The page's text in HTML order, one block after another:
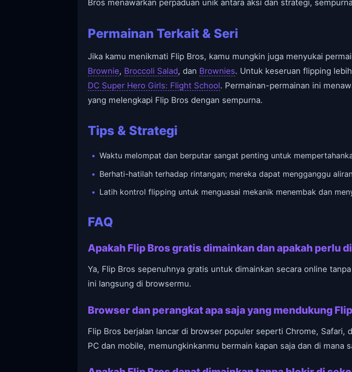
Bros menawarkan perpaduan unik antara aksi dan strategi,
Permainan Terkait & Seri
Jika kamu menikmati Flip Bros, kamu mungkin juga menyukai
Brownie, Broccoli Salad, dan Brownies. Untuk keseruan flipping
DC Super Hero Girls: Flight School. Permainan-permainan ini
yang melengkapi Flip Bros dengan sempurna.
Tips & Strategi
Waktu melompat dan berputar sangat penting untuk
Berhati-hatilah terhadap rintangan; mereka dapat mengganggu
Latih kontrol flipping untuk menguasai mekanik menembak dan
FAQ
Apakah Flip Bros gratis dimainkan dan apakah perlu
Ya, Flip Bros sepenuhnya gratis untuk dimainkan secara online
ini langsung di browsermu.
Browser dan perangkat apa saja yang mendukung
Flip Bros berjalan lancar di browser populer seperti Chrome, Safari,
PC dan mobile, memungkinkanmu bermain kapan saja dan di mana